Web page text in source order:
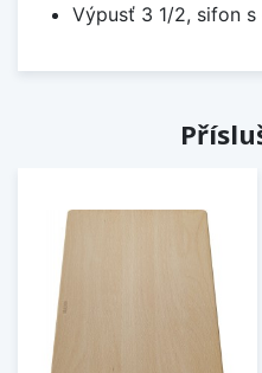
Výpusť 3 1/2, sifon